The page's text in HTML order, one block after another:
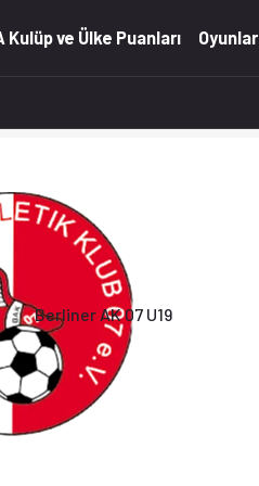
Kulüp ve Ülke Puanları Oyunlar
Berliner AK 07 U19